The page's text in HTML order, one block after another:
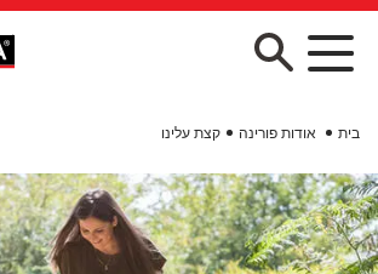
Skip to main content
בית אודות פורינה קצת עלינו